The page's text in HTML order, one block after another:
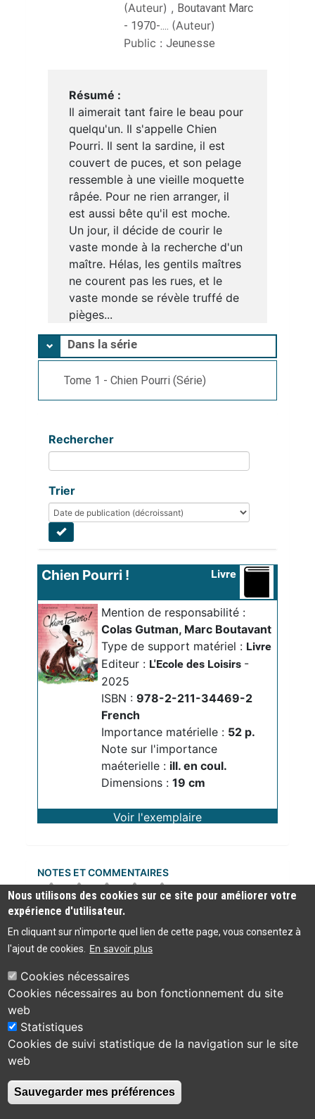
(Auteur) , Boutavant Marc
- 1970-.... (Auteur)
Public : Jeunesse
Résumé :
Il aimerait tant faire le beau pour
quelqu'un. Il s'appelle Chien
Pourri. Il sent la sardine, il est
couvert de puces, et son pelage
ressemble à une vieille moquette
râpée. Pour ne rien arranger, il
est aussi bête qu'il est moche.
Un jour, il décide de courir le
vaste monde à la recherche d'un
maître. Hélas, les gentils maîtres
ne courent pas les rues, et le
vaste monde se révèle truffé de
pièges...
Dans la série
Tome 1 - Chien Pourri (Série)
Rechercher
Trier
Chien Pourri ! Livre
Mention de responsabilité :
Colas Gutman, Marc Boutavant
Type de support matériel : Livre
Editeur : L'Ecole des Loisirs -
2025
ISBN : 978-2-211-34469-2
French
Importance matérielle : 52 p.
Note sur l'importance
maéterielle : ill. en coul.
Dimensions : 19 cm
Voir l'exemplaire
NOTES ET COMMENTAIRES
Autres avis
Aucun commentaire n'a été trouvé
municipale de
Bourg-Saint-
07700 Bourg-Saint-
Andéol
Nous utilisons des cookies sur ce site pour améliorer votre
expérience d'utilisateur.
En cliquant sur n'importe quel lien de cette page, vous consentez à
l'ajout de cookies.
En savoir plus
Cookies nécessaires
Cookies nécessaires au bon fonctionnement du site
web
Statistiques
Cookies de suivi statistique de la navigation sur le site
web
Sauvegarder mes préférences